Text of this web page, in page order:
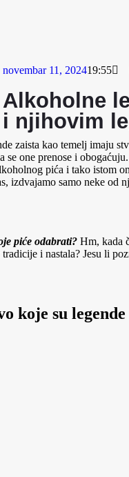
novembar 11, 202419:55
Alkoholne
i njihovim
zaista kao temelj imaju
se one prenose i
pića i tako istom
izdvajamo samo neke od
piće odabrati? Hm, kada
i nastala? Jesu li
koje su